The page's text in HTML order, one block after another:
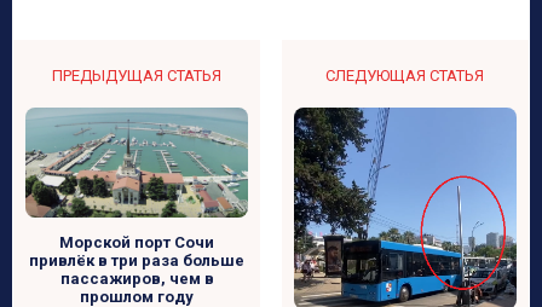
ПРЕДЫДУЩАЯ СТАТЬЯ
Морской порт Сочи
привлёк в три раза больше
пассажиров, чем в
прошлом году
СЛЕДУЮЩАЯ СТАТЬЯ